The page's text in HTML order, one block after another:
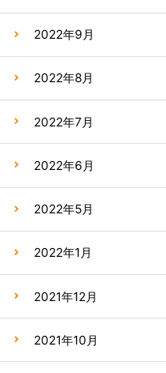
2022年9月
2022年8月
2022年7月
2022年6月
2022年5月
2022年1月
2021年12月
2021年10月